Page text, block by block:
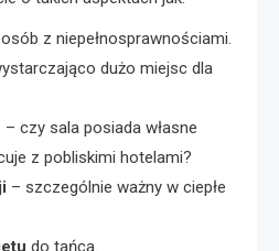
z niepełnosprawnościami.
dużo miejsc dla
– czy sala posiada własne
z pobliskimi hotelami?
– szczególnie ważny w ciepłe
do tańca.